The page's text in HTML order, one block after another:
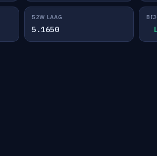
52W LAAG
5.1650